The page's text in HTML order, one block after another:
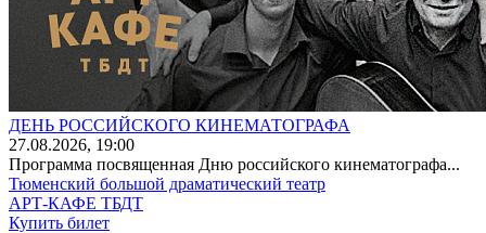
ДЕНЬ РОССИЙСКОГО КИНЕМАТОГРАФА
27.08.2026, 19:00
Программа посвященная Дню российского кинематографа...
Тюменский большой драматический театр
АРТ-КАФЕ ТБДТ
Купить билет